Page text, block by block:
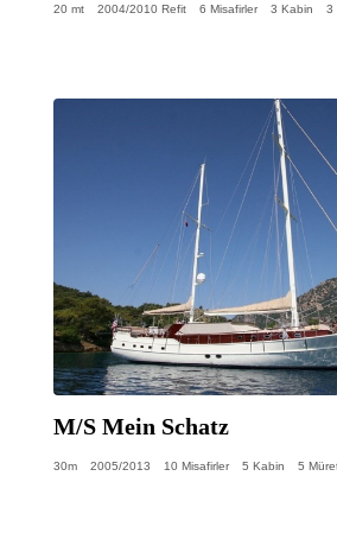
20 mt 2004/2010 Refit 6 Misafirler 3 Kabin 3
M/S Mein Schatz
30m 2005/2013 10 Misafirler 5 Kabin 5